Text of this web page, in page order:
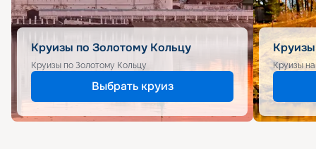
Круизы по Золотому Кольцу
Круизы по Золотому Кольцу
Выбрать круиз
Круизы